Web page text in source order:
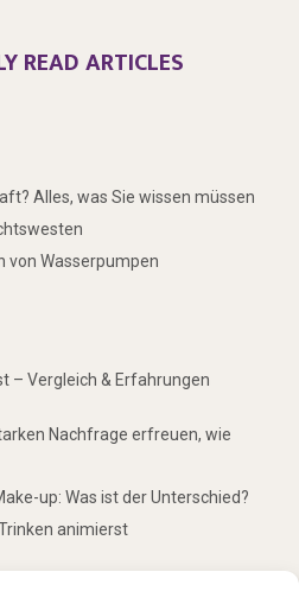
READ ARTICLES
Alles, was Sie wissen müssen
von Wasserpumpen
– Vergleich & Erfahrungen
Nachfrage erfreuen, wie
up: Was ist der Unterschied?
animierst